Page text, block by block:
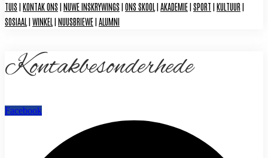
TUIS|KONTAK ONS|NUWE INSKRYWINGS|ONS SKOOL |AKADEMIE|SPORT |KULTUUR|
SOSIAAL |WINKEL |NUUSBRIEWE|ALUMNI
Kontakbesonderhede
Facebook